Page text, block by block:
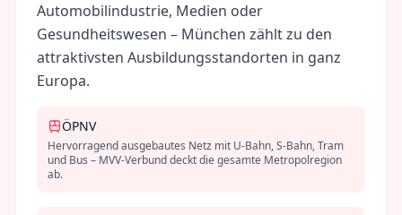
Automobilindustrie, Medien oder
Gesundheitswesen – München zählt zu den
attraktivsten Ausbildungsstandorten in ganz
Europa.
ÖPNV
Hervorragend ausgebautes Netz mit U-Bahn, S-Bahn, Tram
und Bus – MVV-Verbund deckt die gesamte Metropolregion
ab.